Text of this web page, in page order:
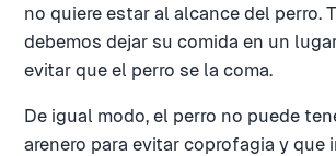
no quiere estar al alcance del perro.
debemos dejar su comida en un
evitar que el perro se la coma.
De igual modo, el perro no puede
arenero para evitar coprofagia y que